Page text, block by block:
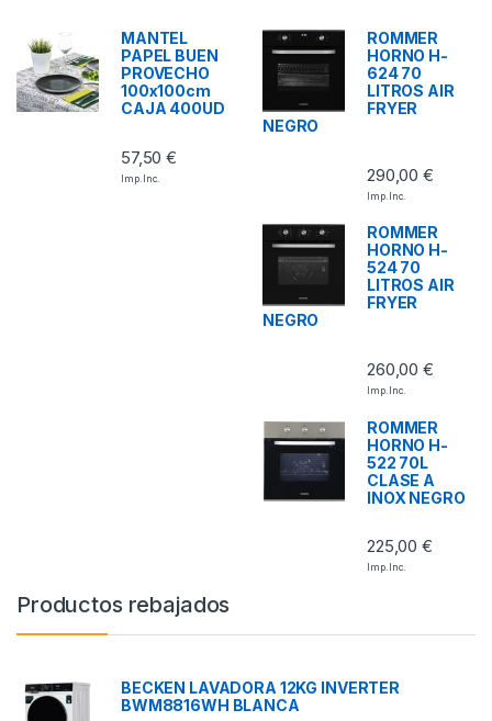
MANTEL
PAPEL BUEN
PROVECHO
100x100cm
CAJA 400UD
57,50€
Imp. Inc.
ROMMER
HORNO H-
624 70
LITROS AIR
FRYER
NEGRO
290,00€
Imp. Inc.
ROMMER
HORNO H-
524 70
LITROS AIR
FRYER
NEGRO
260,00€
Imp. Inc.
ROMMER
HORNO H-
522 70L
CLASE A
INOX NEGRO
225,00€
Imp. Inc.
Productos rebajados
BECKEN LAVADORA 12KG INVERTER
BWM8816WH BLANCA